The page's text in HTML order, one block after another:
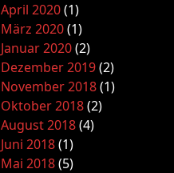
April 2020(1)
März 2020(1)
Januar 2020(2)
Dezember 2019(2)
November 2018(1)
Oktober 2018(2)
August 2018(4)
Juni 2018(1)
Mai 2018(5)